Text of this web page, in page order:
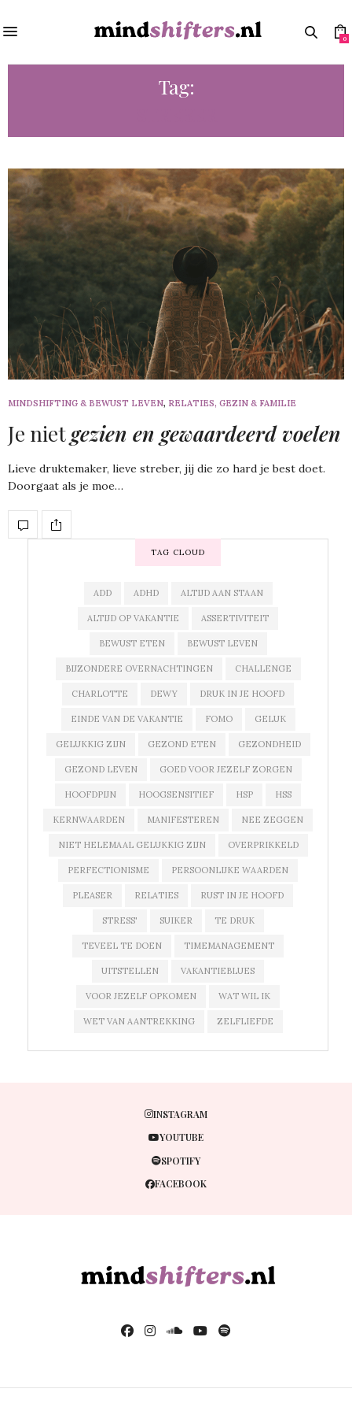
0
Tag:
MINDSHIFTING & BEWUST LEVEN, RELATIES, GEZIN & FAMILIE
Je nietgezien en gewaardeerd voelen
Lieve druktemaker, lieve streber, jij die zo hard je best doet.
Doorgaat als je moe…
TAG CLOUD
ADD ADHD ALTIJD AAN STAAN
ALTIJD OP VAKANTIE ASSERTIVITEIT
BEWUST ETEN BEWUST LEVEN
BIJZONDERE OVERNACHTINGEN CHALLENGE
CHARLOTTE DEWY DRUK IN JE HOOFD
EINDE VAN DE VAKANTIE FOMO GELUK
GELUKKIG ZIJN GEZOND ETEN GEZONDHEID
GEZOND LEVEN GOED VOOR JEZELF ZORGEN
HOOFDPIJN HOOGSENSITIEF HSP HSS
KERNWAARDEN MANIFESTEREN NEE ZEGGEN
NIET HELEMAAL GELUKKIG ZIJN OVERPRIKKELD
PERFECTIONISME PERSOONLIJKE WAARDEN
PLEASER RELATIES RUST IN JE HOOFD
STRESS' SUIKER TE DRUK
TEVEEL TE DOEN TIMEMANAGEMENT
UITSTELLEN VAKANTIEBLUES
VOOR JEZELF OPKOMEN WAT WIL IK
WET VAN AANTREKKING ZELFLIEFDE
INSTAGRAM
YOUTUBE
SPOTIFY
FACEBOOK